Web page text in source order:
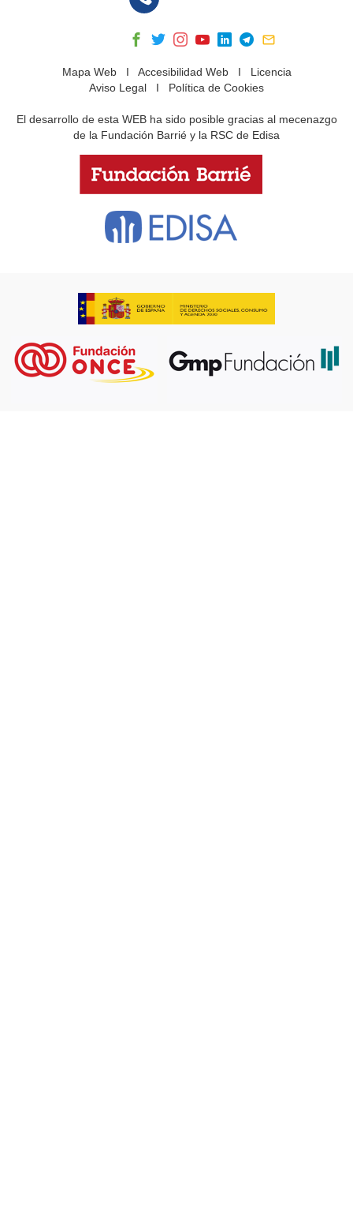
Mapa WebI Accesibilidad WebI Licencia
Aviso Legal I Política de Cookies
El desarrollo de esta WEB ha sido posible gracias al mecenazgo
de la Fundación Barrié y la RSC de Edisa